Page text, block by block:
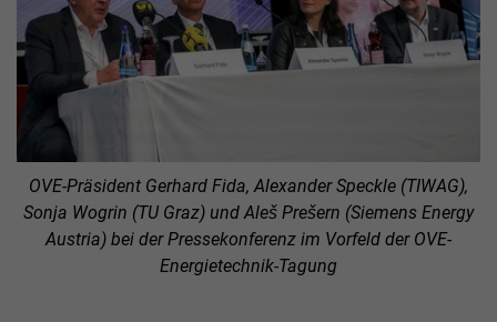
OVE-Präsident Gerhard Fida, Alexander Speckle (TIWAG),
Sonja Wogrin (TU Graz) und Aleš Prešern (Siemens Energy
Austria) bei der Pressekonferenz im Vorfeld der OVE-
Energietechnik-Tagung